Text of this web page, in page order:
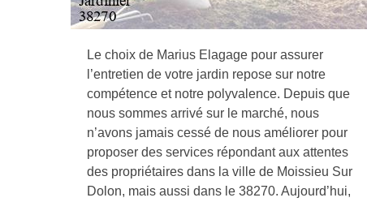
Le choix de Marius Elagage pour assurer
l’entretien de votre jardin repose sur notre
compétence et notre polyvalence. Depuis que
nous sommes arrivé sur le marché, nous
n’avons jamais cessé de nous améliorer pour
proposer des services répondant aux attentes
des propriétaires dans la ville de Moissieu Sur
Dolon, mais aussi dans le 38270. Aujourd’hui,